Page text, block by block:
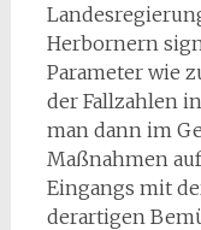
Herbornern
Parameter wie
der Fallzahlen
man dann im
Maßnahmen
Eingangs mit
derartigen